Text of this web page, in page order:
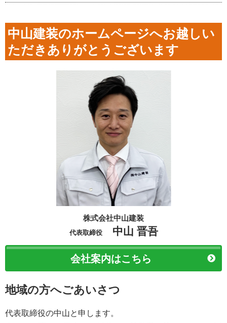
中山建装のホームページへお越しい
ただきありがとうございます
株式会社中山建装
代表取締役 中山 晋吾
会社案内はこちら
地域の方へごあいさつ
代表取締役の中山と申します。